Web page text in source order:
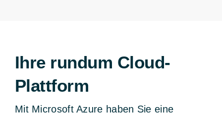
Ihre rundum Cloud-
Plattform
Mit Microsoft Azure haben Sie eine